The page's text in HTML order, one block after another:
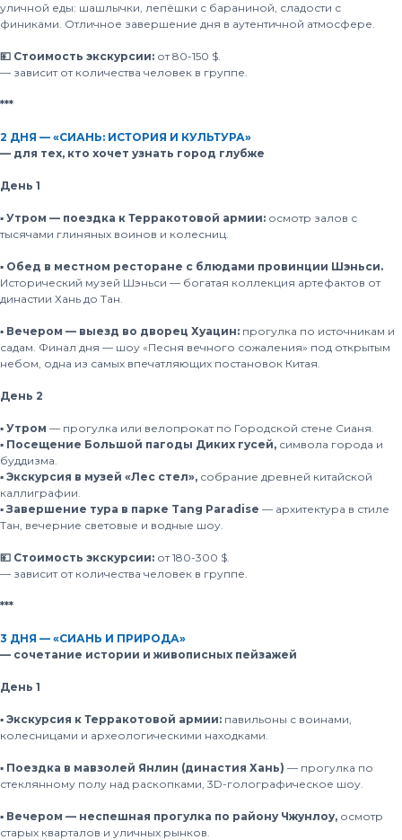
уличной еды: шашлычки, лепёшки с бараниной, сладости с
финиками. Отличное завершение дня в аутентичной атмосфере.
💴 Стоимость экскурсии: от 80-150 $.
— зависит от количества человек в группе.
***
2 ДНЯ — «СИАНЬ: ИСТОРИЯ И КУЛЬТУРА»
— для тех, кто хочет узнать город глубже
День 1
▪️ Утром — поездка к Терракотовой армии: осмотр залов с
тысячами глиняных воинов и колесниц.
▪️ Обед в местном ресторане с блюдами провинции Шэньси.
Исторический музей Шэньси — богатая коллекция артефактов от
династии Хань до Тан.
▪️ Вечером — выезд во дворец Хуацин: прогулка по источникам и
садам. Финал дня — шоу «Песня вечного сожаления» под открытым
небом, одна из самых впечатляющих постановок Китая.
День 2
▪️ Утром — прогулка или велопрокат по Городской стене Сианя.
▪️ Посещение Большой пагоды Диких гусей, символа города и
буддизма.
▪️ Экскурсия в музей «Лес стел», собрание древней китайской
каллиграфии.
▪️ Завершение тура в парке Tang Paradise — архитектура в стиле
Тан, вечерние световые и водные шоу.
💴 Стоимость экскурсии: от 180-300 $.
— зависит от количества человек в группе.
***
3 ДНЯ — «СИАНЬ И ПРИРОДА»
— cочетание истории и живописных пейзажей
День 1
▪️ Экскурсия к Терракотовой армии: павильоны с воинами,
колесницами и археологическими находками.
▪️ Поездка в мавзолей Янлин (династия Хань) — прогулка по
стеклянному полу над раскопками, 3D-голографическое шоу.
▪️ Вечером — неспешная прогулка по району Чжунлоу, осмотр
старых кварталов и уличных рынков.